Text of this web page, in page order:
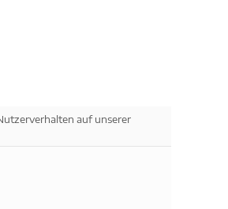
auf unserer